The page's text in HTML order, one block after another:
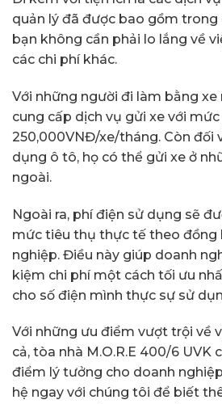
quản lý đã được bao gồm trong
bạn không cần phải lo lắng về
các chi phí khác.
Với những người đi làm bằng xe
cung cấp dịch vụ gửi xe với
250,000VNĐ/xe/tháng. Còn đối
dụng ô tô, họ có thể gửi xe ở
ngoài.
Ngoài ra, phí điện sử dụng sẽ
mức tiêu thụ thực tế theo đồng
nghiệp. Điều này giúp doanh
kiệm chi phí một cách tối ưu
cho số điện mình thực sự sử
Với những ưu điểm vượt trội về
cả, tòa nhà M.O.R.E 400/6 UVK
điểm lý tưởng cho doanh
hệ ngay với chúng tôi để biết